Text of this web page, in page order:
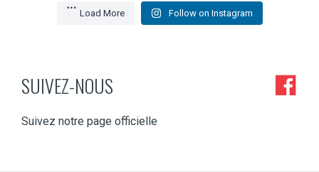
Load More Follow on Instagram
SUIVEZ-NOUS
Suivez notre page officielle